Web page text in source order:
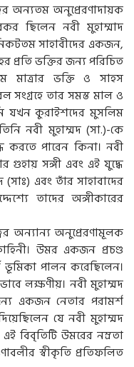
অন্যতম অনুপ্রেরণাদায়ক
ছিলেন নবী মুহাম্মাদ
সাহাবীদের একজন,
প্রতি ভক্তির জন্য পরিচিত
ভক্তি ও সাহস
সংগ্রহে তার সমস্ত মাল ও
যখন কুরাইশদের মুসলিম
নবী মুহাম্মদ (সা.)-কে
করতে পারেন কিনা। নবী
গুহায় সঙ্গী এবং এই যুদ্ধে
এবং তাঁর সাহাবাদের
তাদের অঙ্গীকারের
অন্যান্য অনুপ্রেরণামূলক
উমর একজন প্রচণ্ড
ভূমিকা পালন করেছিলেন।
লক্ষণীয়। নবী মুহাম্মদ
একজন নেতার পরামর্শ
যে নবী মুহাম্মদ
বিবৃতিটি উমরের নম্রতা
স্বীকৃতি প্রতিফলিত